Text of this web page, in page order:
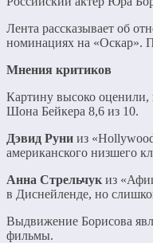
Лента рассказывает об
номинациях на «Оскар».
Мнения критиков
Картину высоко оценили,
Шона Бейкера 8,6 из 10.
Дэвид Руни из
американского низшего
Анна Стрельчук из
в Диснейленде, но
Выдвижение Борисова
фильмы.